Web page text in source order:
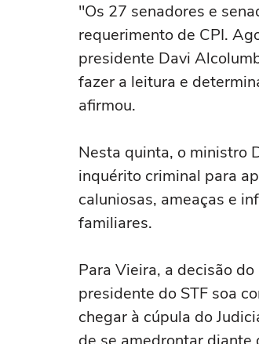
"Os 27 senadores e
requerimento de CPI.
presidente Davi
fazer a leitura e
afirmou.
Nesta quinta, o ministro
inquérito criminal para
caluniosas, ameaças e
familiares.
Para Vieira, a decisão
presidente do STF soa
chegar à cúpula do